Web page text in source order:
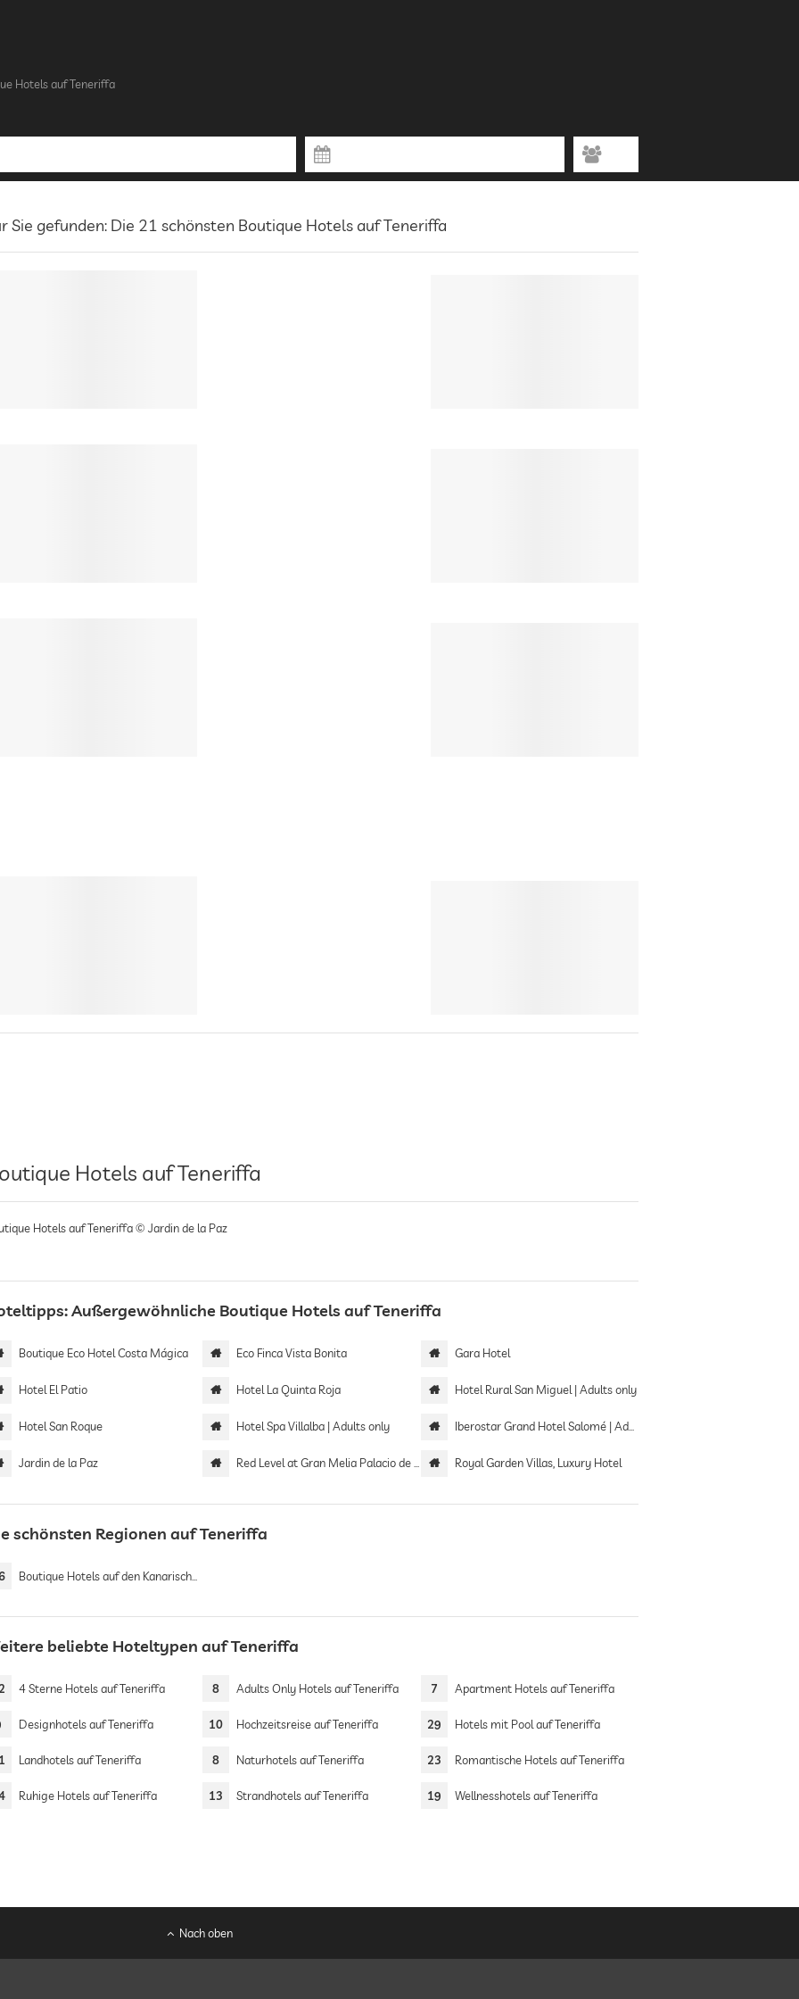
Hotels auf Teneriffa
Sie gefunden: Die 21 schönsten Boutique Hotels auf Teneriffa
Hotels auf Teneriffa
Hotels auf Teneriffa © Jardin de la Paz
Außergewöhnliche Boutique Hotels auf Teneriffa
Boutique Eco Hotel Costa Mágica Eco Finca Vista Bonita Gara Hotel
Hotel El Patio Hotel La Quinta Roja Hotel Rural San Miguel | Adults only
Hotel San Roque Hotel Spa Villalba | Adults only Iberostar Grand Hotel Salomé | Adults only
Jardin de la Paz Red Level at Gran Melia Palacio de Isora | Adults only Royal Garden Villas, Luxury Hotel
schönsten Regionen auf Teneriffa
Boutique Hotels auf den Kanarischen Inseln
beliebte Hoteltypen auf Teneriffa
4 Sterne Hotels auf Teneriffa 8 Adults Only Hotels auf Teneriffa 7 Apartment Hotels auf Teneriffa
Designhotels auf Teneriffa 10 Hochzeitsreise auf Teneriffa 29 Hotels mit Pool auf Teneriffa
Landhotels auf Teneriffa 8 Naturhotels auf Teneriffa 23 Romantische Hotels auf Teneriffa
Ruhige Hotels auf Teneriffa 13 Strandhotels auf Teneriffa 19 Wellnesshotels auf Teneriffa
Nach oben